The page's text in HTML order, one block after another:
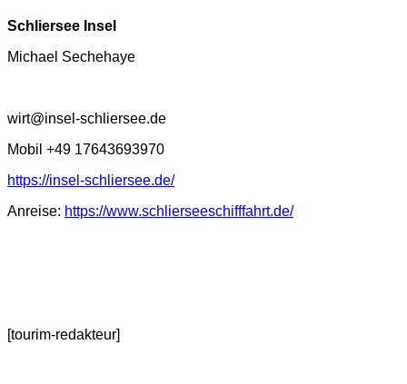
Schliersee Insel
Michael Sechehaye
wirt@insel-schliersee.de
Mobil +49 17643693970
https://insel-schliersee.de/
Anreise: https://www.schlierseeschifffahrt.de/
[tourim-redakteur]